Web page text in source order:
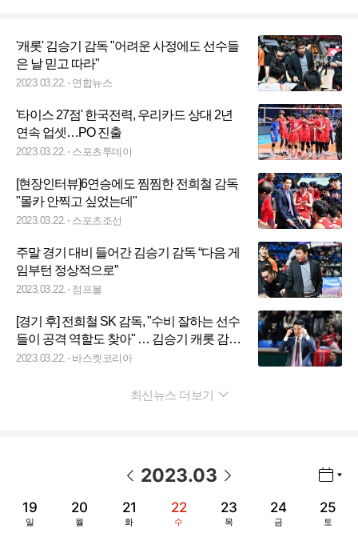
'캐롯' 김승기 감독 "어려운 사정에도 선수들
은 날 믿고 따라"
2023.03.22. 연합뉴스
'타이스 27점' 한국전력, 우리카드 상대 2년
연속 업셋…PO 진출
2023.03.22. 스포츠투데이
[현장인터뷰]6연승에도 찜찜한 전희철 감독
"몰카 안찍고 싶었는데"
2023.03.22. 스포츠조선
주말 경기 대비 들어간 김승기 감독 “다음 게
임부턴 정상적으로”
2023.03.22. 점프볼
[경기 후] 전희철 SK 감독, "수비 잘하는 선수
들이 공격 역할도 찾아" … 김승기 캐롯 감
독, "나는 구단을 믿고, 선수들은 나를 믿는
2023.03.22. 바스켓코리아
최신뉴스 더보기
2023.03
19
일
20
월
21
화
22
수
23
목
24
금
25
토